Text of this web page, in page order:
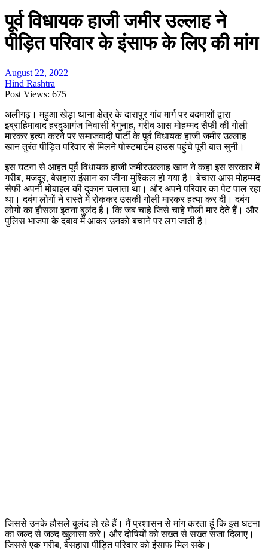
पूर्व विधायक हाजी जमीर उल्लाह ने
पीड़ित परिवार के इंसाफ के लिए की मांग
August 22, 2022
Hind Rashtra
Post Views: 675
अलीगढ़। महुआ खेड़ा थाना क्षेत्र के दारापुर गांव मार्ग पर बदमाशों द्वारा
इब्राहिमाबाद हरदुआगंज निवासी बेगुनाह, गरीब आस मोहम्मद सैफी की गोली
मारकर हत्या करने पर समाजवादी पार्टी के पूर्व विधायक हाजी जमीर उल्लाह
खान तुरंत पीड़ित परिवार से मिलने पोस्टमार्टम हाउस पहुंचे पूरी बात सुनी।
इस घटना से आहत पूर्व विधायक हाजी जमीरउल्लाह खान ने कहा इस सरकार में
गरीब, मजदूर, बेसहारा इंसान का जीना मुश्किल हो गया है। बेचारा आस मोहम्मद
सैफी अपनी मोबाइल की दुकान चलाता था। और अपने परिवार का पेट पाल रहा
था। दबंग लोगों ने रास्ते में रोककर उसकी गोली मारकर हत्या कर दी। दबंग
लोगों का हौसला इतना बुलंद है। कि जब चाहे जिसे चाहे गोली मार देते हैं। और
पुलिस भाजपा के दबाव में आकर उनको बचाने पर लग जाती है।
जिससे उनके हौसले बुलंद हो रहे हैं। मैं प्रशासन से मांग करता हूं कि इस घटना
का जल्द से जल्द खुलासा करे। और दोषियों को सख्त से सख्त सजा दिलाए।
जिससे एक गरीब, बेसहारा पीड़ित परिवार को इंसाफ मिल सके।